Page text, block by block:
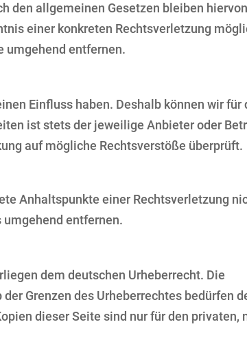
den allgemeinen Gesetzen bleiben hiervon
einer konkreten Rechtsverletzung
umgehend entfernen.
Einfluss haben. Deshalb können wir für
ist stets der jeweilige Anbieter oder
auf mögliche Rechtsverstöße überprüft.
Anhaltspunkte einer Rechtsverletzung
umgehend entfernen.
dem deutschen Urheberrecht. Die
Grenzen des Urheberrechtes bedürfen
dieser Seite sind nur für den privaten,